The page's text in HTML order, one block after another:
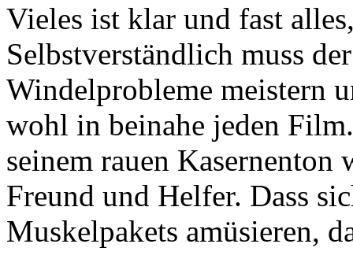
Vieles ist klar und fast
Selbstverständlich muss
Windelprobleme meistern
wohl in beinahe jeden
seinem rauen
Freund und Helfer. Dass
Muskelpakets amüsieren,